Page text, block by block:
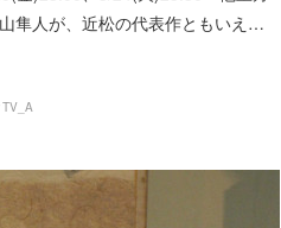
隼人が、近松の代表作ともいえ…
TV_A